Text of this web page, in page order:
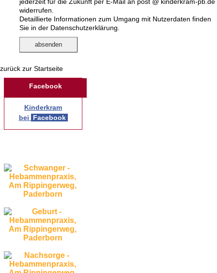
widerrufen.
Detaillierte Informationen zum Umgang mit Nutzerdaten finden
Sie in der Datenschutzerklärung.
zurück zur Startseite
Facebook
Kinderkram
bei
Facebook